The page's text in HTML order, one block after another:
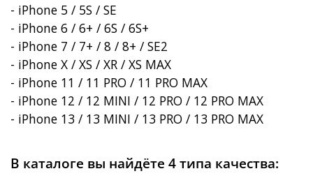
- iPhone 5 / 5S / SE
- iPhone 6 / 6+ / 6S / 6S+
- iPhone 7 / 7+ / 8 / 8+ / SE2
- iPhone X / XS / XR / XS MAX
- iPhone 11 / 11 PRO / 11 PRO MAX
- iPhone 12 / 12 MINI / 12 PRO / 12 PRO MAX
- iPhone 13 / 13 MINI / 13 PRO / 13 PRO MAX
В каталоге вы найдёте 4 типа качества: